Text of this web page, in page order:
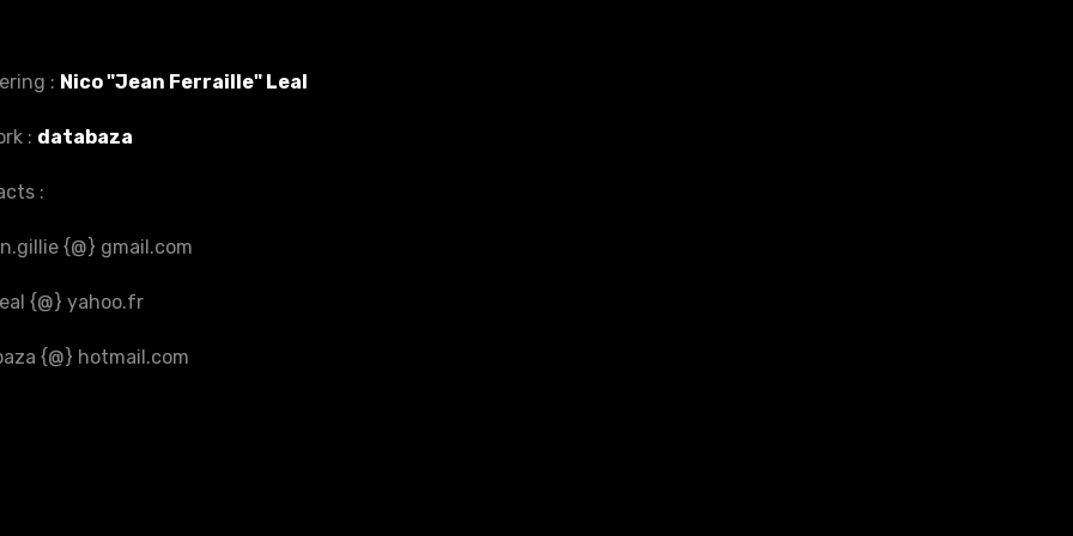
: Nico "Jean Ferraille" Leal
: databaza
:
{@} gmail.com
{@} yahoo.fr
{@} hotmail.com